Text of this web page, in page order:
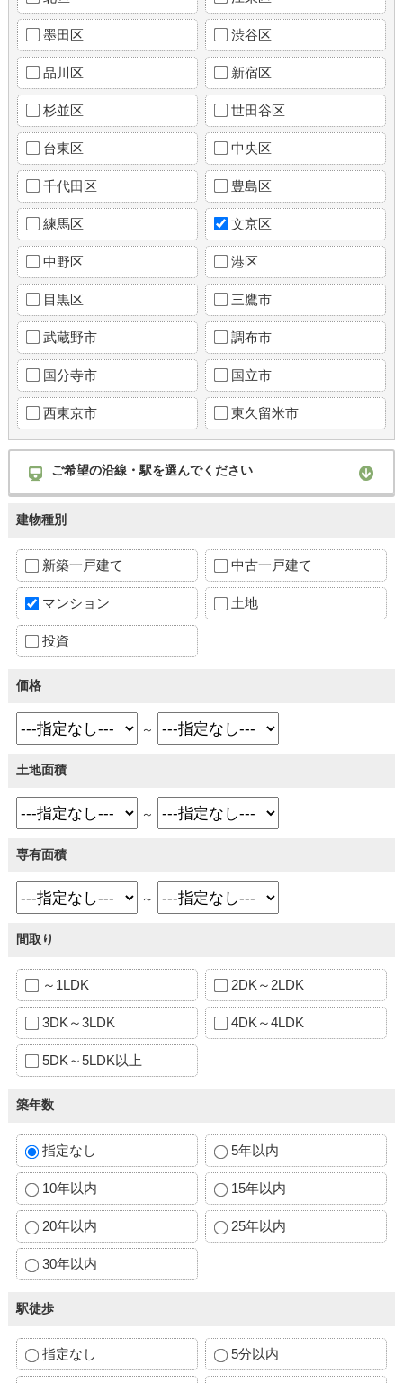
墨田区 渋谷区
品川区 新宿区
杉並区 世田谷区
台東区 中央区
千代田区 豊島区
練馬区 文京区
中野区 港区
目黒区 三鷹市
武蔵野市 調布市
国分寺市 国立市
西東京市 東久留米市
ご希望の沿線・駅を選んでください
建物種別
新築一戸建て 中古一戸建て
マンション 土地
投資
価格
～
土地面積
～
専有面積
～
間取り
～1LDK 2DK～2LDK
3DK～3LDK 4DK～4LDK
5DK～5LDK以上
築年数
指定なし 5年以内
10年以内 15年以内
20年以内 25年以内
30年以内
駅徒歩
指定なし 5分以内